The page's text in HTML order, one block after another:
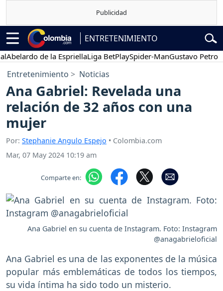
ENTRETENIMIENTO
de la EspriellaLiga BetPlaySpider-ManGustavo Petro
Entretenimiento Noticias
Ana Gabriel: Revelada una
relación de 32 años con una
mujer
Por: Stephanie Angulo Espejo • Colombia.com
Mar, 07 May 2024 10:19 am
Comparte en:
Ana Gabriel en su cuenta de Instagram. Foto: Instagram
@anagabrieloficial
Ana Gabriel es una de las exponentes de la música
popular más emblemáticas de todos los tiempos,
su vida íntima ha sido todo un misterio.